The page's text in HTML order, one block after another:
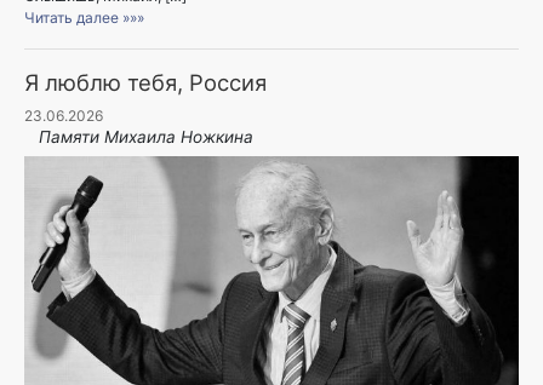
Читать далее »»»
Я люблю тебя, Россия
23.06.2026
Памяти Михаила Ножкина